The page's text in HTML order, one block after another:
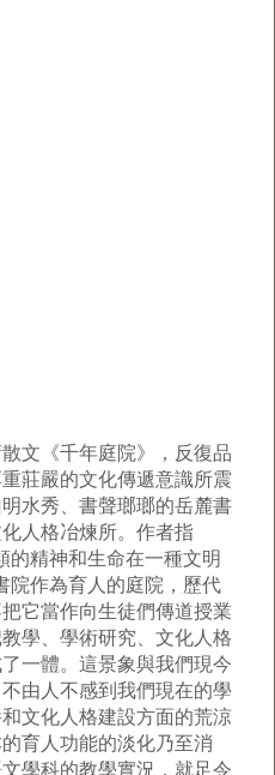
《千年庭院》，反復品
莊嚴的文化傳遞意識所震
水秀、書聲瑯瑯的岳麓書
人格冶煉所。作者指
的精神和生命在一種文明
院作為育人的庭院，歷代
它當作向生徒們傳道授業
學、學術研究、文化人格
一體。這景象與我們現今
由人不感到我們現在的學
文化人格建設方面的荒涼
育人功能的淡化乃至消
學科的教學實況，就足令